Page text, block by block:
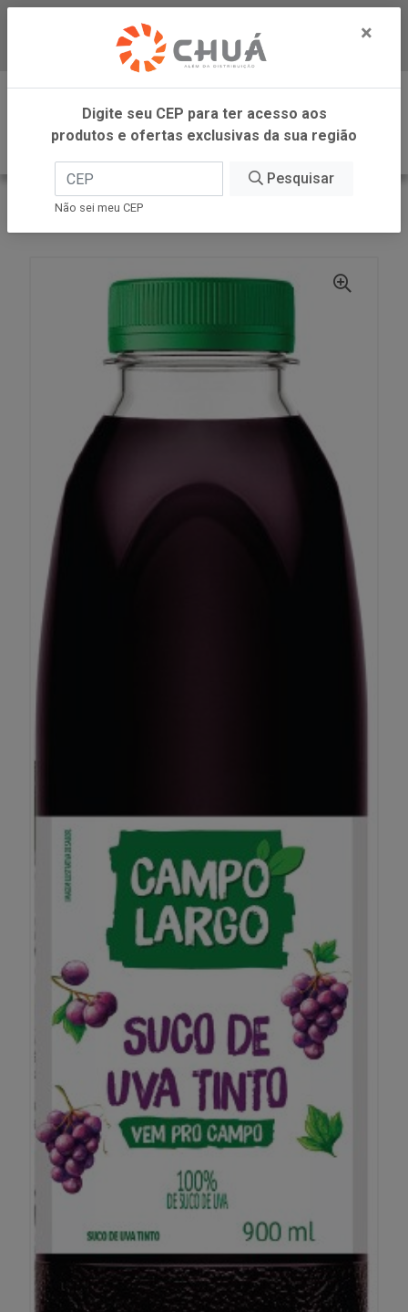
Baixe já nosso APP
0
INÍCIO
ZANLORENZI
×
Digite seu CEP para ter acesso aos
produtos e ofertas exclusivas da sua região
Pesquisar
Não sei meu CEP